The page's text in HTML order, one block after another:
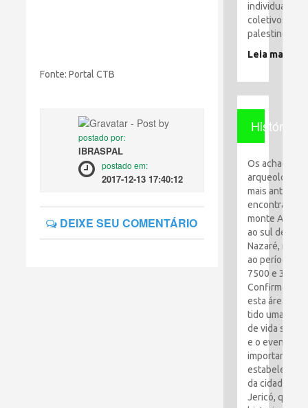
Fonte: Portal CTB
postado por:
IBRASPAL
postado em:
2017-12-13 17:40:12
DEIXE SEU COMENTÁRIO
individuais e
coletivos dos
palestinos.
Leia mais
História
Os achados
arqueológicos
mais antigos
encontrados
monte Al-
ao sul de
Nazaré,
ao período
7500 e 3100
Confirma que
esta área tem
tido uma
de vida
e o evento
importante
da cidade de
Jericó, que os